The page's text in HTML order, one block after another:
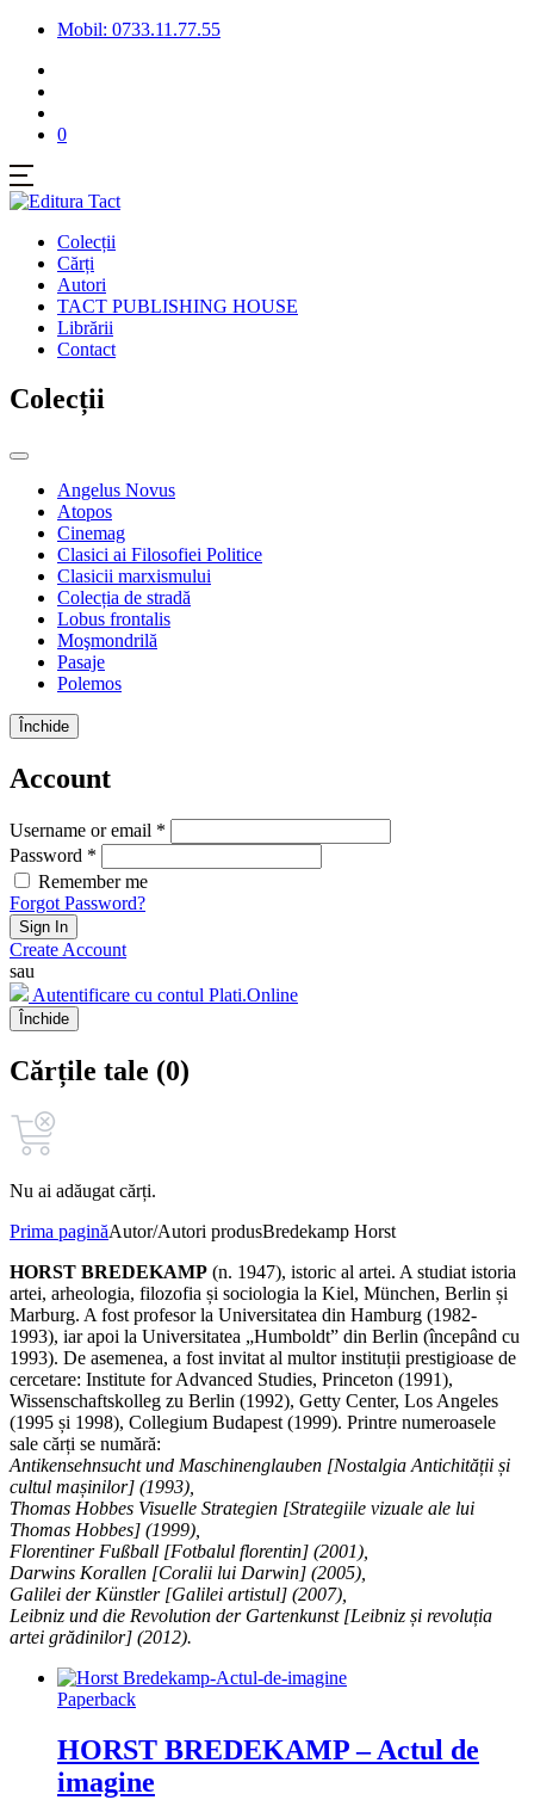
Mobil: 0733.11.77.55
0
Colecții
Cărți
Autori
TACT PUBLISHING HOUSE
Librării
Contact
Colecții
Angelus Novus
Atopos
Cinemag
Clasici ai Filosofiei Politice
Clasicii marxismului
Colecția de stradă
Lobus frontalis
Moşmondrilă
Pasaje
Polemos
Închide
Account
Username or email *
Password *
Remember me
Forgot Password?
Sign In
Create Account
sau
Autentificare cu contul Plati.Online
Închide
Cărțile tale (0)
Nu ai adăugat cărți.
Prima paginăAutor/Autori produsBredekamp Horst
HORST BREDEKAMP (n. 1947), istoric al artei. A studiat istoria
artei, arheologia, filozofia și sociologia la Kiel, München, Berlin și
Marburg. A fost profesor la Universitatea din Hamburg (1982-
1993), iar apoi la Universitatea „Humboldt” din Berlin (începând cu
1993). De asemenea, a fost invitat al multor instituții prestigioase de
cercetare: Institute for Advanced Studies, Princeton (1991),
Wissenschaftskolleg zu Berlin (1992), Getty Center, Los Angeles
(1995 și 1998), Collegium Budapest (1999). Printre numeroasele
sale cărți se numără:
Antikensehnsucht und Maschinenglauben [Nostalgia Antichității și
cultul mașinilor] (1993),
Thomas Hobbes Visuelle Strategien [Strategiile vizuale ale lui
Thomas Hobbes] (1999),
Florentiner Fußball [Fotbalul florentin] (2001),
Darwins Korallen [Coralii lui Darwin] (2005),
Galilei der Künstler [Galilei artistul] (2007),
Leibniz und die Revolution der Gartenkunst [Leibniz și revoluția
artei grădinilor] (2012).
Paperback
HORST BREDEKAMP – Actul de
imagine